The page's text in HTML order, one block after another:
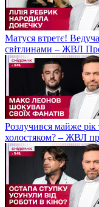
Матуся втретє!
світлинами – ЖВЛ
Розлучився майже
холостяком? – ЖВЛ